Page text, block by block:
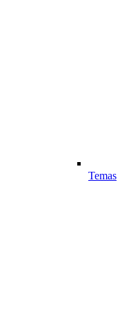
Temas